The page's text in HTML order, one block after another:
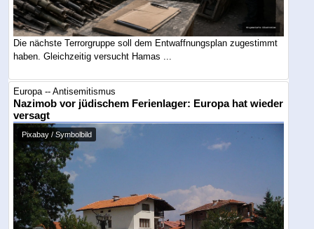
Die nächste Terrorgruppe soll dem Entwaffnungsplan zugestimmt
haben. Gleichzeitig versucht Hamas ...
Europa -- Antisemitismus
Nazimob vor jüdischem Ferienlager: Europa hat wieder
versagt
Pixabay / Symbolbild